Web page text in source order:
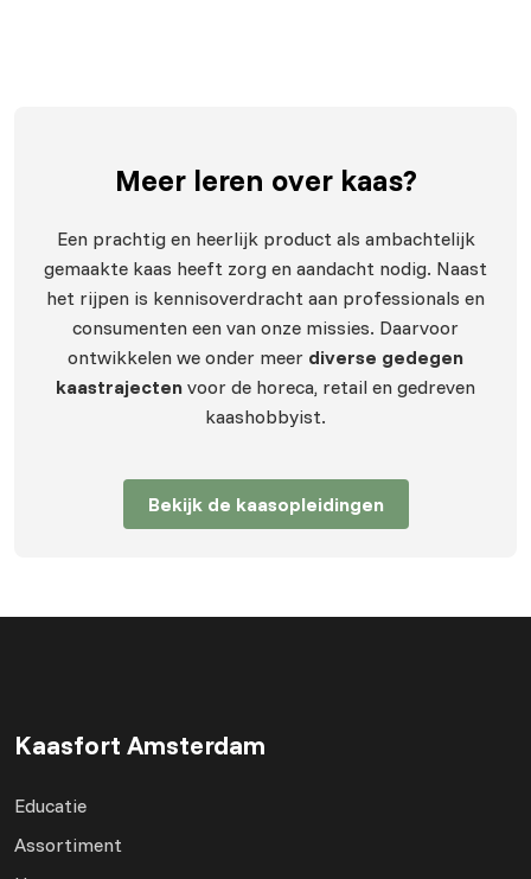
Meer leren over kaas?
Een prachtig en heerlijk product als ambachtelijk
gemaakte kaas heeft zorg en aandacht nodig. Naast
het rijpen is kennisoverdracht aan professionals en
consumenten een van onze missies. Daarvoor
ontwikkelen we onder meer diverse gedegen
kaastrajecten voor de horeca, retail en gedreven
kaashobbyist.
Bekijk de kaasopleidingen
Kaasfort Amsterdam
Educatie
Assortiment